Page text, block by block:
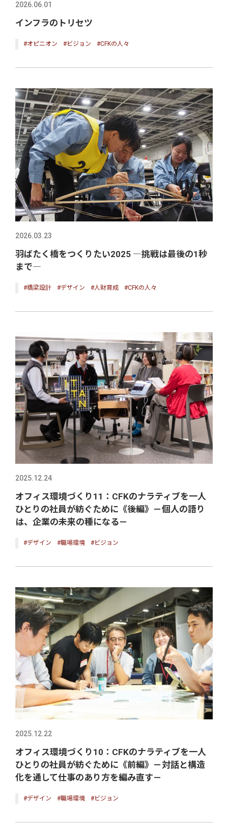
2026.06.01
インフラのトリセツ
#オピニオン #ビジョン #CFKの人々
2026.03.23
羽ばたく橋をつくりたい2025 ―挑戦は最後の1秒
まで―
#橋梁設計 #デザイン #人財育成 #CFKの人々
2025.12.24
オフィス環境づくり11：CFKのナラティブを一人
ひとりの社員が紡ぐために《後編》－個人の語り
は、企業の未来の種になる－
#デザイン #職場環境 #ビジョン
2025.12.22
オフィス環境づくり10：CFKのナラティブを一人
ひとりの社員が紡ぐために《前編》－対話と構造
化を通して仕事のあり方を編み直す－
#デザイン #職場環境 #ビジョン